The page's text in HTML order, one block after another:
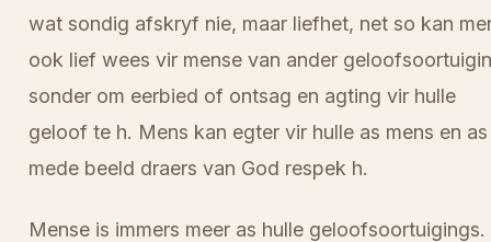
wat sondig afskryf nie, maar liefhet, net so kan
ook lief wees vir mense van ander
sonder om eerbied of ontsag en agting vir hulle
geloof te h. Mens kan egter vir hulle as mens en as
mede beeld draers van God respek h.
Mense is immers meer as hulle geloofsoortuigings.